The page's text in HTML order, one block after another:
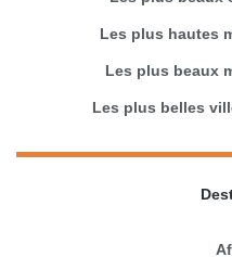
Les plus hautes
Les plus beaux
Les plus belles